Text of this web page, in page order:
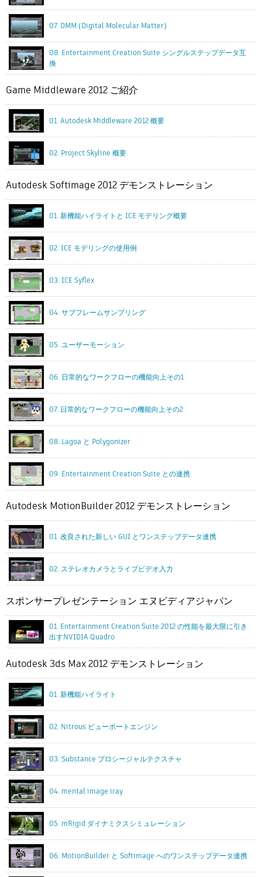
07. DMM (Digital Molecular Matter)
08. Entertainment Creation Suite シングルステップデータ互
換
Game Middleware 2012 ご紹介
01. Autodesk Middleware 2012 概要
02. Project Skyline 概要
Autodesk Softimage 2012 デモンストレーション
01. 新機能ハイライトと ICE モデリング概要
02. ICE モデリングの使用例
03. ICE Syflex
04. サブフレームサンプリング
05. ユーザーモーション
06. 日常的なワークフローの機能向上その1
07. 日常的なワークフローの機能向上その2
08. Lagoa と Polygonizer
09. Entertainment Creation Suite との連携
Autodesk MotionBuilder 2012 デモンストレーション
01. 改良された新しい GUI とワンステップデータ連携
02. ステレオカメラとライブビデオ入力
スポンサープレゼンテーション エヌビディアジャパン
01. Entertainment Creation Suite 2012 の性能を最大限に引き
出すNVIDIA Quadro
Autodesk 3ds Max 2012 デモンストレーション
01. 新機能ハイライト
02. Nitrous ビューポートエンジン
03. Substance プロシージャルテクスチャ
04. mental image iray
05. mRigid ダイナミクスシミュレーション
06. MotionBuilder と Softimage へのワンステップデータ連携